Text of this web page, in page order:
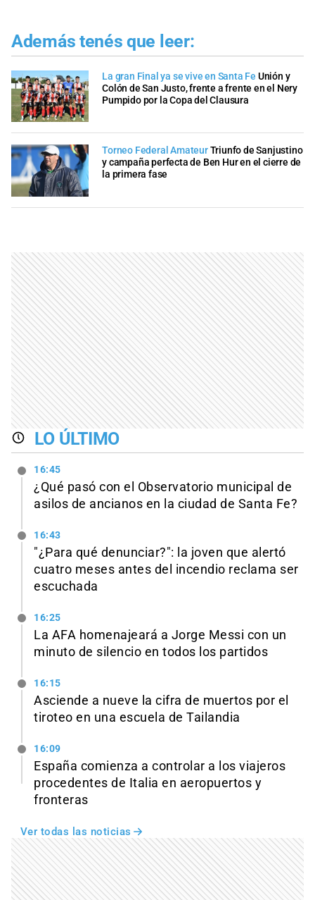
Además tenés que leer:
La gran Final ya se vive en Santa Fe Unión y
Colón de San Justo, frente a frente en el Nery
Pumpido por la Copa del Clausura
Torneo Federal AmateurTriunfo de Sanjustino
y campaña perfecta de Ben Hur en el cierre de
la primera fase
LO ÚLTIMO
16:45
¿Qué pasó con el Observatorio municipal de
asilos de ancianos en la ciudad de Santa Fe?
16:43
"¿Para qué denunciar?": la joven que alertó
cuatro meses antes del incendio reclama ser
escuchada
16:25
La AFA homenajeará a Jorge Messi con un
minuto de silencio en todos los partidos
16:15
Asciende a nueve la cifra de muertos por el
tiroteo en una escuela de Tailandia
16:09
España comienza a controlar a los viajeros
procedentes de Italia en aeropuertos y
fronteras
Ver todas las noticias